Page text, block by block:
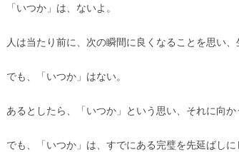
「いつか」は、ないよ。
人は当たり前に、次の瞬間に良くなることを思い、
でも、「いつか」はない。
あるとしたら、「いつか」という思い、それに向か
でも、「いつか」は、すでにある完璧を先延ばしに